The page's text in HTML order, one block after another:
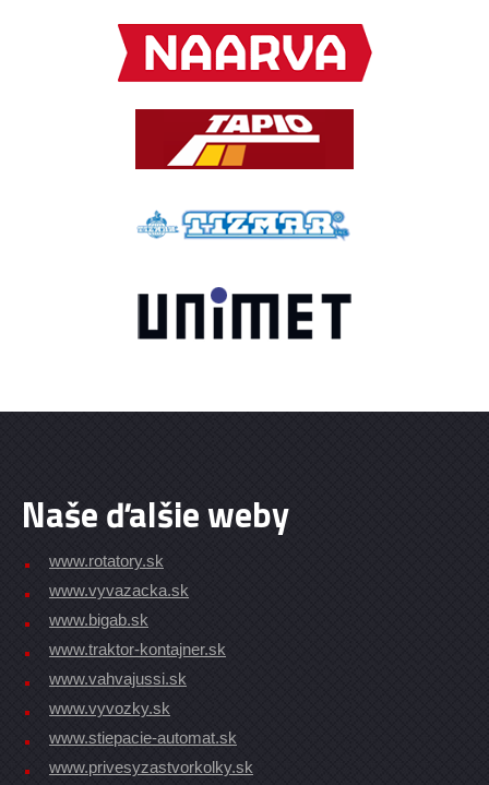
Naše ďalšie weby
www.rotatory.sk
www.vyvazacka.sk
www.bigab.sk
www.traktor-kontajner.sk
www.vahvajussi.sk
www.vyvozky.sk
www.stiepacie-automat.sk
www.privesyzastvorkolky.sk